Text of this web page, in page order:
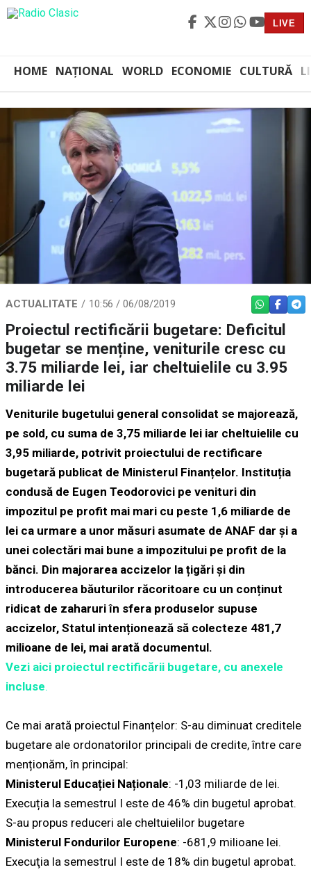
LIVE
HOME NAȚIONAL WORLD ECONOMIE CULTURĂ
ACTUALITATE 10:56 / 06/08/2019 WHATSAPP
Proiectul rectificării bugetare: Deficitul
bugetar se menține, veniturile cresc cu
3.75 miliarde lei, iar cheltuielile cu 3.95
miliarde lei
Veniturile bugetului general consolidat se majorează,
pe sold, cu suma de 3,75 miliarde lei iar cheltuielile cu
3,95 miliarde, potrivit proiectului de rectificare
bugetară publicat de Ministerul Finanțelor. Instituția
condusă de Eugen Teodorovici pe venituri din
impozitul pe profit mai mari cu peste 1,6 miliarde de
lei ca urmare a unor măsuri asumate de ANAF dar și a
unei colectări mai bune a impozitului pe profit de la
bănci. Din majorarea accizelor la țigări și din
introducerea băuturilor răcoritoare cu un conținut
ridicat de zaharuri în sfera produselor supuse
accizelor, Statul intenționează să colecteze 481,7
milioane de lei, mai arată documentul.
Vezi aici proiectul rectificării bugetare, cu anexele
incluse.
Ce mai arată proiectul Finanțelor: S-au diminuat creditele
bugetare ale ordonatorilor principali de credite, între care
menționăm, în principal:
Ministerul Educației Naționale: -1,03 miliarde de lei.
Execuția la semestrul I este de 46% din bugetul aprobat.
S-au propus reduceri ale cheltuielilor bugetare
Ministerul Fondurilor Europene: -681,9 milioane lei.
Execuţia la semestrul I este de 18% din bugetul aprobat.